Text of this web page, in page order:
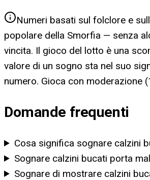
Numeri basati sul folclore e
popolare della Smorfia — senza
vincita. Il gioco del lotto è una
valore di un sogno sta nel suo
numero. Gioca con moderazione
Domande frequenti
Cosa significa sognare calzini
Sognare calzini bucati porta
Sognare di mostrare calzini